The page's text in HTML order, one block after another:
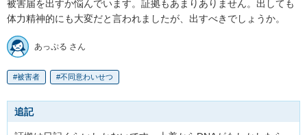
被害届を出すか悩んでいます。証拠もあまりありません。出しても
体力精神的にも大変だと言われましたが、出すべきでしょうか。
あっぷる さん
被害者 不同意わいせつ
追記